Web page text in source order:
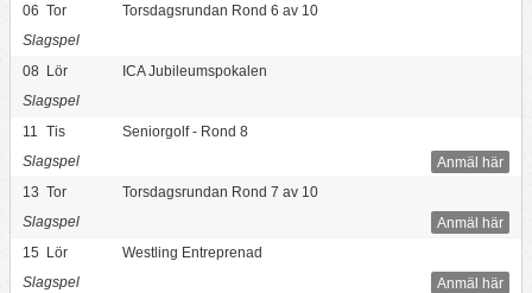
06 Tor
Torsdagsrundan Rond 6 av 10
Slagspel
08 Lör
ICA Jubileumspokalen
Slagspel
11 Tis
Seniorgolf - Rond 8
Anmäl här
Slagspel
13 Tor
Torsdagsrundan Rond 7 av 10
Anmäl här
Slagspel
15 Lör
Westling Entreprenad
Anmäl här
Slagspel